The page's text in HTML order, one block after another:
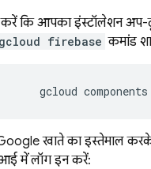
कि आपका इंस्टॉलेशन अप-
gcloud firebase कमांड
gcloud components
खाते का इस्तेमाल
में लॉग इन करें: